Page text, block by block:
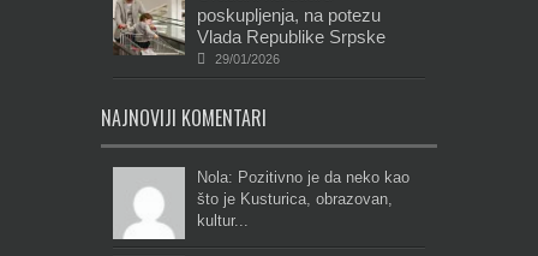
poskupljenja, na potezu
Vlada Republike Srpske
29/01/2026
NAJNOVIJI KOMENTARI
Nola: Pozitivno je da neko kao
što je Kusturica, obrazovan,
kultur...